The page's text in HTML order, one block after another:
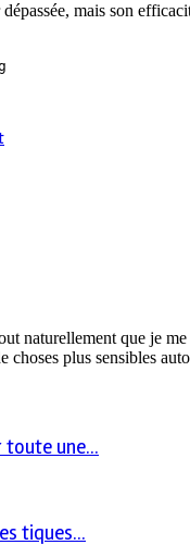
mais son
naturellement que je
choses plus sensibles
toute une...
tiques...